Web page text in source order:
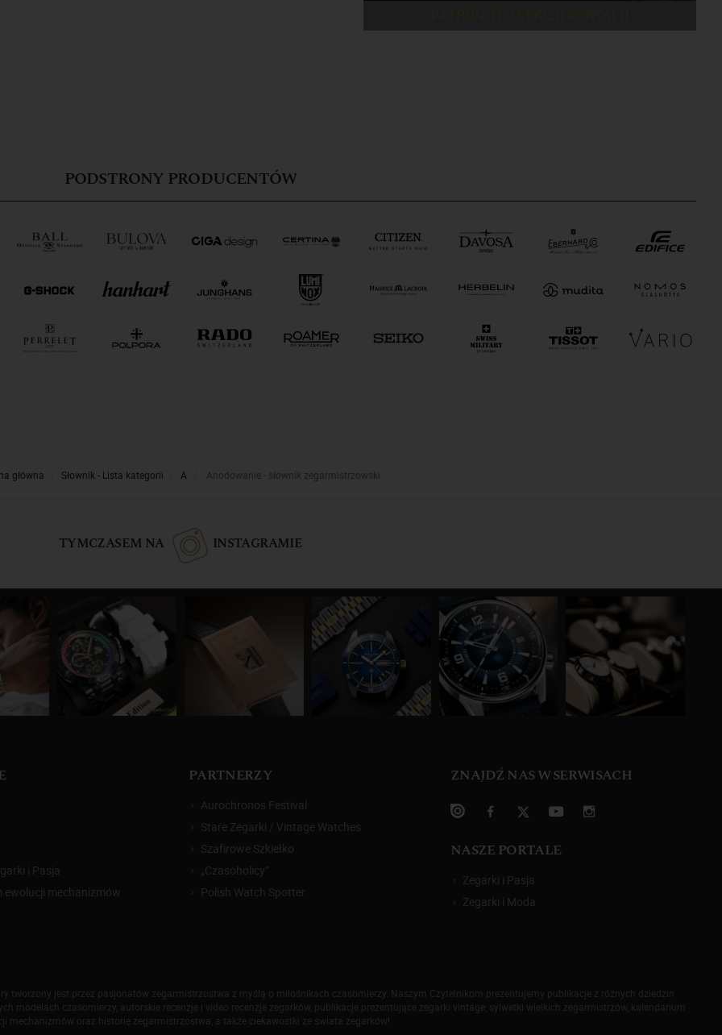
PODSTRONY PRODUCENTÓW
główna Słownik - Lista kategorii A Anodowanie - słownik zegarmistrzowski
TYMCZASEM NA INSTAGRAMIE
i Pasja
ewolucji mechanizmów
PARTNERZY
Aurochronos Festival
Stare Zegarki / Vintage Watches
Szafirowe Szkiełko
„Czasoholicy”
Polish Watch Spotter
ZNAJDŹ NAS W SERWISACH
NASZE PORTALE
Zegarki i Pasja
Zegarki i Moda
tworzony jest przez pasjonatów zegarmistrzostwa z myślą o miłośnikach czasomierzy. Naszym Czytelnikom prezentujemy publikacje z różnych dziedzin
modelach czasomierzy, autorskie recenzje i video recenzje zegarków, publikacje prezentujące zegarki vintage, sylwetki wielkich zegarmistrzów, kalendarium
mechanizmów oraz historię zegarmistrzostwa, a także ciekawostki ze świata zegarków!